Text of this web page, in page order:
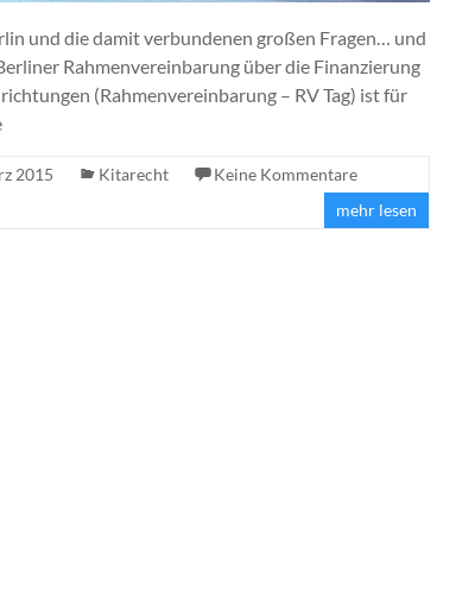
und die damit verbundenen großen Fragen… und
Rahmenvereinbarung über die Finanzierung
(Rahmenvereinbarung – RV Tag) ist für
2015 Kitarecht
Keine Kommentare
mehr lesen